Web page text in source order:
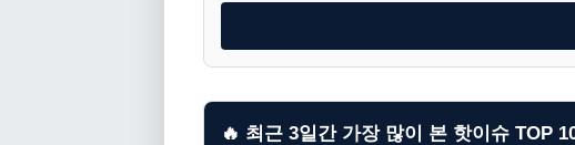
🔥 최근 3일간 가장 많이 본 핫이슈 TOP